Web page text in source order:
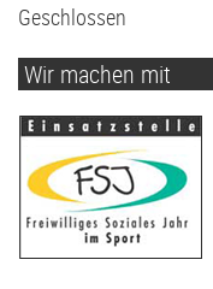
Geschlossen
Wir machen mit